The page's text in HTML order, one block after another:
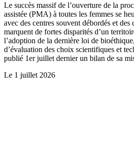
Le succès massif de l’ouverture de la
assistée (PMA) à toutes les femmes se
avec des centres souvent débordés et des
marquent de fortes disparités d’un
l’adoption de la dernière loi de
d’évaluation des choix scientifiques et
publié 1er juillet dernier un bilan de sa
Le 1 juillet 2026